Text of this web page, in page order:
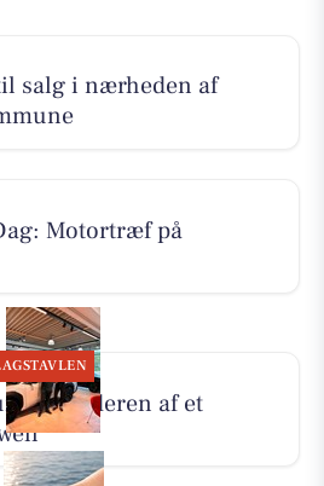
salg i nærheden af
Motortræf på
vinderen af et